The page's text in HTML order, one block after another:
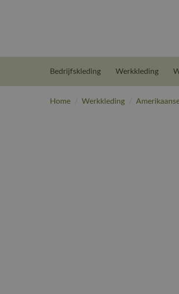
Bedrijfskleding Werkkleding
Home / Werkkleding /